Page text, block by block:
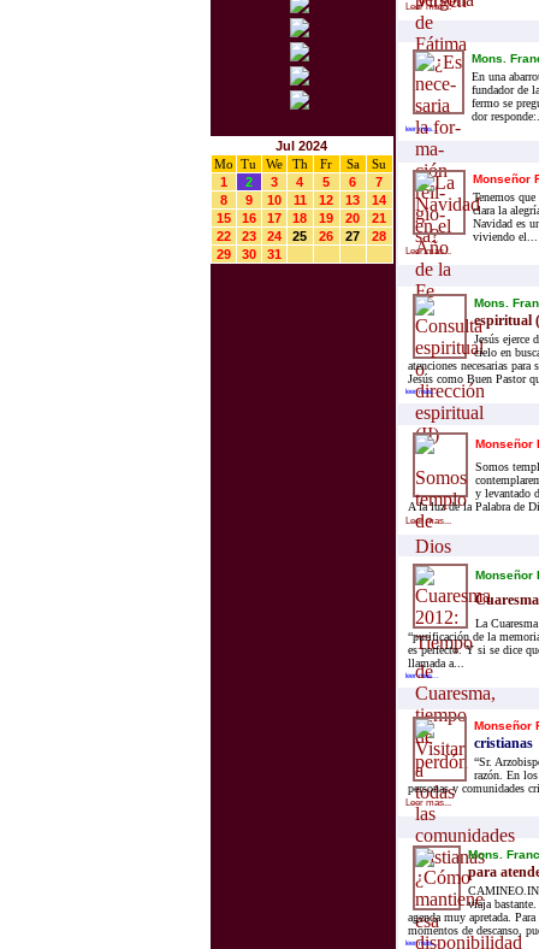
Jul 2024
Mo Tu We Th Fr Sa
Su
1
2 3 4 5 6
7
8
9 10 11 12 13
14
15
16 17 18 19 20
21
22
23 24 25 26 27
28
29
30 31
Leer mas...
Mons.
En una
fun­da­dor de
fer­mo se
dor
leer mas...
Monseñor
Tenemos
clara la
Navidad es
viviendo el...
Leer mas...
Mons.
espiritual
Jesús ejerce
cielo en
atenciones necesarias
Jesús como Buen Pastor
leer mas...
Monseñor
Somos
y levantado
A la luz de la Palabra de
Leer mas...
Monseñor
La
“purificación de la
es perfecto. Y si se dice
llamada a...
leer mas...
Monseñor
cristianas
“Sr.
razón. En
personas y comunidades
Leer mas...
Mons.
para
viaja
agenda muy apretada.
momentos de descanso,
leer mas...